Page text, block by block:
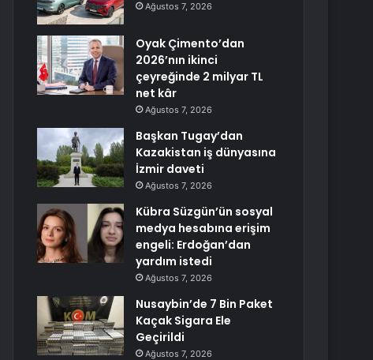
Ağustos 7, 2026
Oyak Çimento’dan
2026’nın ikinci
çeyreğinde 2 milyar TL
net kâr
Ağustos 7, 2026
Başkan Tugay’dan
Kazakistan iş dünyasına
İzmir daveti
Ağustos 7, 2026
Kübra Süzgün’ün sosyal
medya hesabına erişim
engeli: Erdoğan’dan
yardım istedi
Ağustos 7, 2026
Nusaybin’de 7 Bin Paket
Kaçak Sigara Ele
Geçirildi
Ağustos 7, 2026